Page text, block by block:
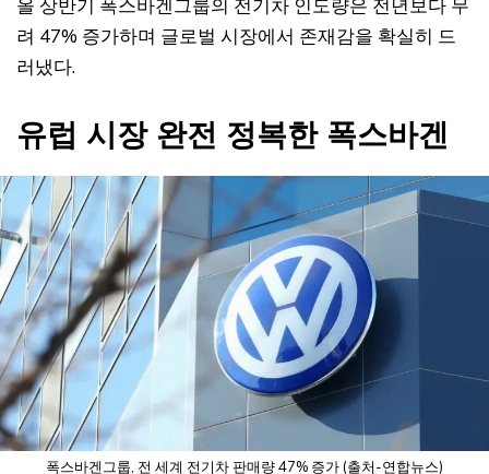
려 47% 증가하며 글로벌 시장에서 존재감을 확실히 드
러냈다.
유럽 시장 완전 정복한 폭스바겐
폭스바겐그룹, 전 세계 전기차 판매량 47% 증가 (출처-연합뉴스)